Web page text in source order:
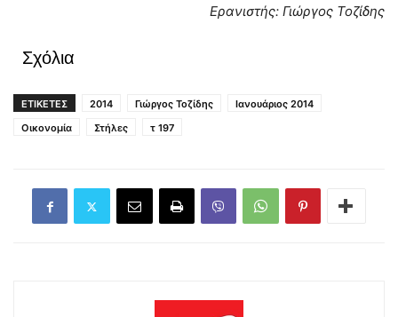
Ερανιστής: Γιώργος Τοζίδης
Σχόλια
ΕΤΙΚΕΤΕΣ 2014 Γιώργος Τοζίδης
Ιανουάριος 2014
Οικονομία
Στήλες τ 197